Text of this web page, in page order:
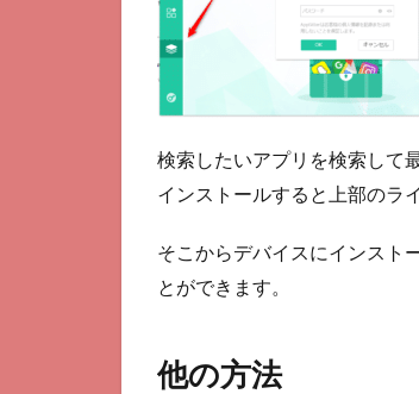
検索したいアプリを検索して
インストールすると上部のラ
そこからデバイスにインスト
とができます。
他の方法